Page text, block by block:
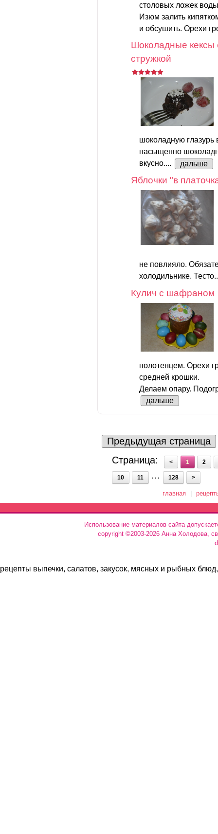
столовых ложек
Изюм залить
и обсушить. Орехи
Шоколадные кексы
стружкой
шоколадную глазурь
насыщенно
вкусно....
дальше
Яблочки "в
не повлияло.
холодильнике.
Кулич с шафраном
полотенцем. Орехи
средней крошки.
Делаем опару.
дальше
Предыдущая страница
Страница:
< 1 2
10 11 ... 128 >
главная
Использование материалов сайта
copyright ©2003-2026 Анна Холодова,
рецепты выпечки, салатов, закусок, мясных и рыбных